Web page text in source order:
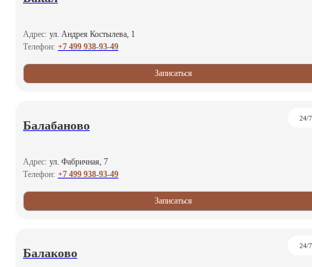
Адрес: ул. Андрея Костылева, 1
Телефон: +7 499 938-93-49
Записаться
Балабаново
24/7
Адрес: ул. Фабричная, 7
Телефон: +7 499 938-93-49
Записаться
Балаково
24/7